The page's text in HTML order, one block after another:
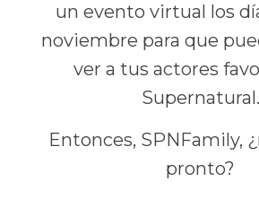
un evento virtual los
noviembre para que
ver a tus actores
Supernatural.
Entonces, SPNFamily,
pronto?